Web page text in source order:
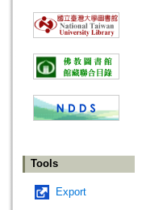
Tools
Export